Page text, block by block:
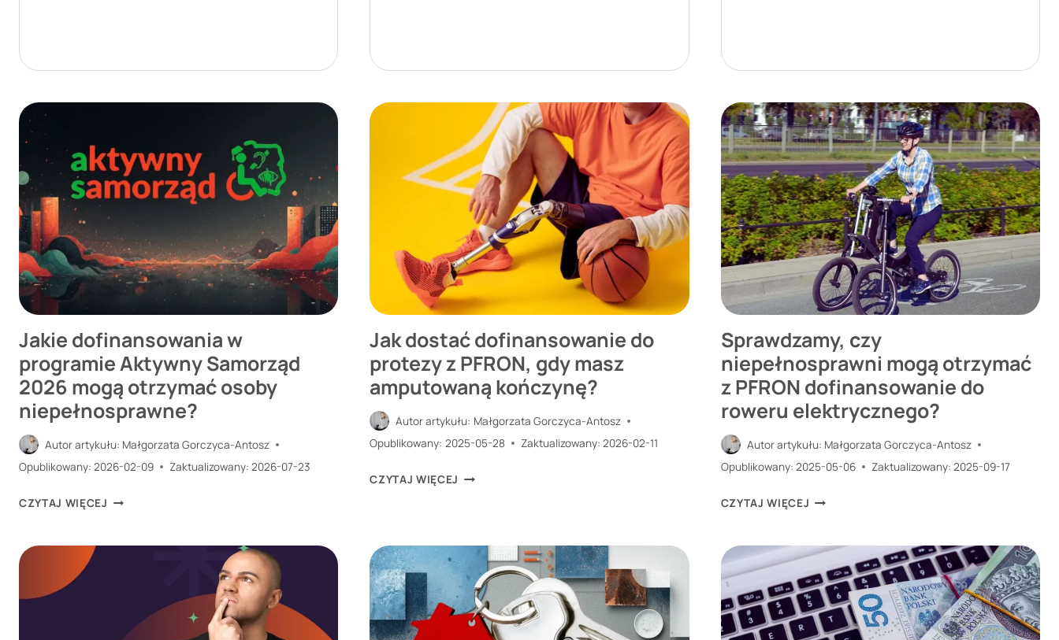
Jakie dofinansowania w
programie Aktywny Samorząd
2026 mogą otrzymać osoby
niepełnosprawne?
Autor artykułu: Małgorzata Gorczyca-Antosz
Opublikowany: 2026-02-09 Zaktualizowany: 2026-07-23
CZYTAJ WIĘCEJ JAKIE
W
SAMORZĄD
2026
Jak dostać dofinansowanie do
protezy z PFRON, gdy masz
amputowaną kończynę?
Autor artykułu: Małgorzata Gorczyca-Antosz
Opublikowany: 2025-05-28 Zaktualizowany: 2026-02-11
CZYTAJ WIĘCEJ JAK
DO
PROTEZY
Z
PFRON,
Sprawdzamy, czy
niepełnosprawni mogą otrzymać
z PFRON dofinansowanie do
roweru elektrycznego?
Autor artykułu: Małgorzata Gorczyca-Antosz
Opublikowany: 2025-05-06 Zaktualizowany: 2025-09-17
CZYTAJ WIĘCEJ SPRAWDZAMY,
NIEPEŁNOSPRAWNI
MOGĄ
OTRZYMAĆ
Z
PFRON